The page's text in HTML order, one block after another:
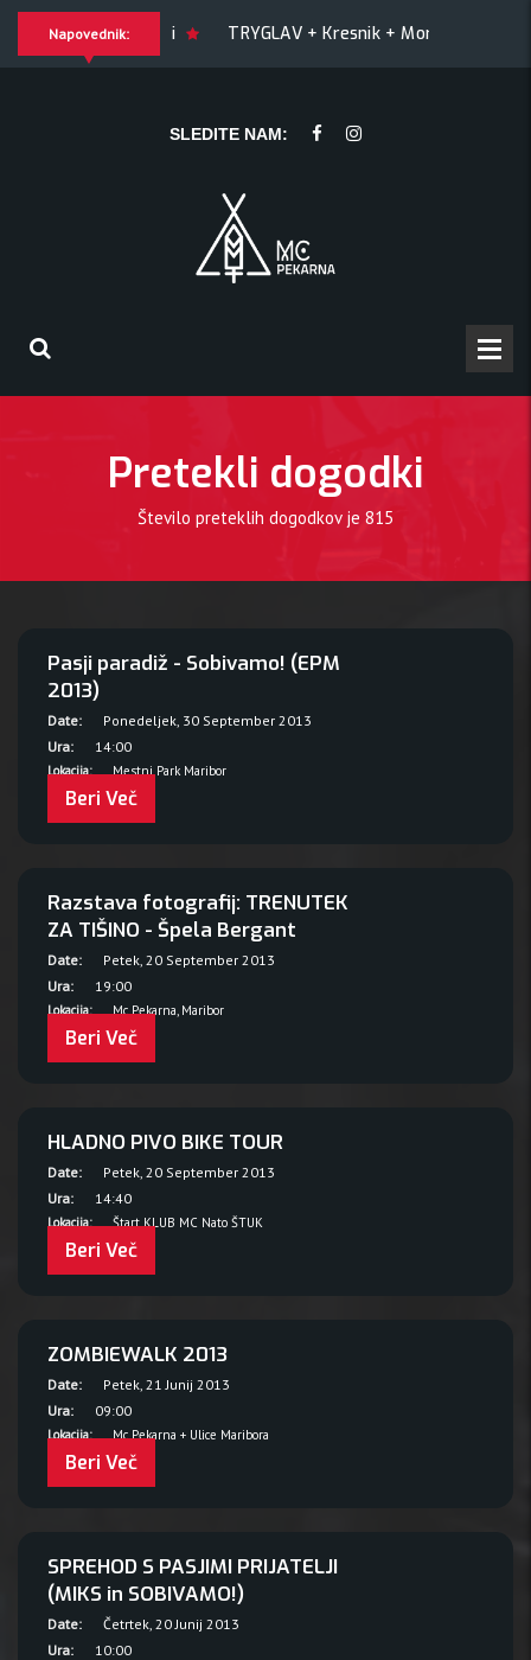
Napovednik:
+ Match! + Šesti TRYGLAV + Kresnik + Morywa
+ Morywa
SLEDITE NAM:
Pretekli dogodki
Število preteklih dogodkov je 815
Pasji paradiž - Sobivamo! (EPM
2013)
Date:
Ponedeljek, 30 September 2013
Ura:
14:00
Lokacija: Mestni Park Maribor
Beri Več
Razstava fotografij: TRENUTEK
ZA TIŠINO - Špela Bergant
Date:
Petek, 20 September 2013
Ura:
19:00
Lokacija: Mc Pekarna, Maribor
Beri Več
HLADNO PIVO BIKE TOUR
Date:
Petek, 20 September 2013
Ura:
14:40
Lokacija: Štart KLUB MC Nato ŠTUK
Beri Več
ZOMBIEWALK 2013
Date:
Petek, 21 Junij 2013
Ura:
09:00
Lokacija: Mc Pekarna + Ulice Maribora
Beri Več
SPREHOD S PASJIMI PRIJATELJI
(MIKS in SOBIVAMO!)
Date:
Četrtek, 20 Junij 2013
Ura:
10:00